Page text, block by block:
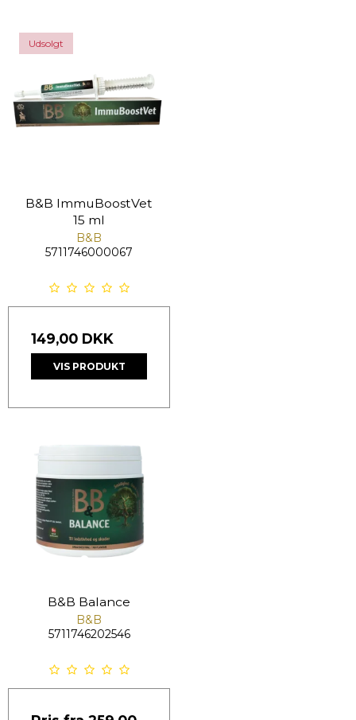
Udsolgt
B&B ImmuBoostVet
15 ml
B&B
5711746000067
149,00 DKK
VIS PRODUKT
B&B Balance
B&B
5711746202546